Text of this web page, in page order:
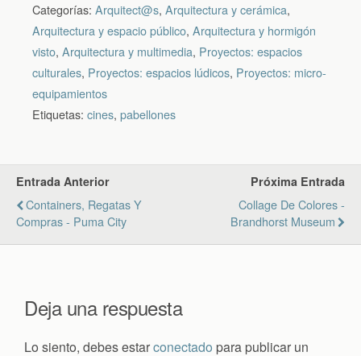
Categorías: Arquitect@s, Arquitectura y cerámica,
Arquitectura y espacio público, Arquitectura y hormigón
visto, Arquitectura y multimedia, Proyectos: espacios
culturales, Proyectos: espacios lúdicos, Proyectos: micro-
equipamientos
Etiquetas: cines, pabellones
Entrada Anterior
Containers, Regatas Y
Compras - Puma City
Próxima Entrada
Collage De Colores -
Brandhorst Museum
Deja una respuesta
Lo siento, debes estarconectado para publicar un